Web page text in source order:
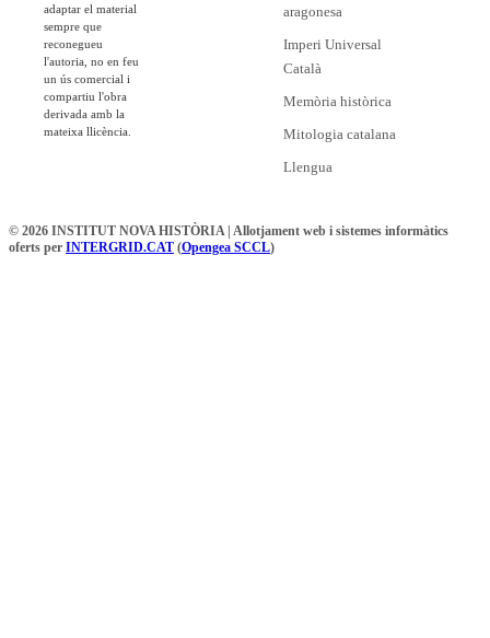
adaptar el material
sempre que
reconegueu
l'autoria, no en feu
un ús comercial i
compartiu l'obra
derivada amb la
mateixa llicència.
aragonesa
Imperi Universal
Català
Memòria històrica
Mitologia catalana
Llengua
© 2026 INSTITUT NOVA HISTÒRIA | Allotjament web i sistemes informàtics
oferts per INTERGRID.CAT (Opengea SCCL)